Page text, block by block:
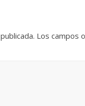
Los campos